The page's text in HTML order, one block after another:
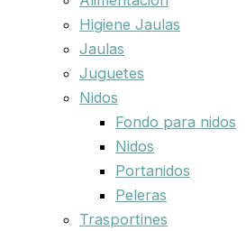
Higiene Jaulas
Jaulas
Juguetes
Nidos
Fondo para nidos
Nidos
Portanidos
Peleras
Trasportines